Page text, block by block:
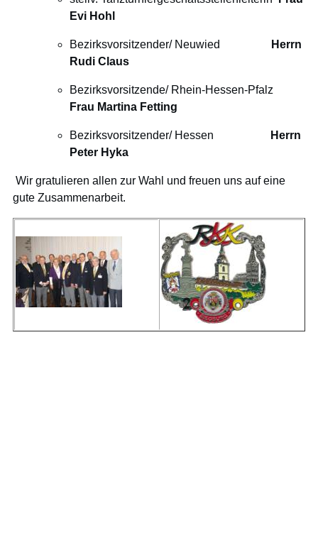
Evi Hohl
Bezirksvorsitzender/ Neuwied
Herrn
Rudi Claus
Bezirksvorsitzende/ Rhein-Hessen-Pfalz
Frau Martina Fetting
Bezirksvorsitzender/ Hessen
Herrn
Peter Hyka
Wir gratulieren allen zur Wahl und freuen uns auf eine
gute Zusammenarbeit.